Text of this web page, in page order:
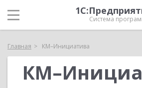
Система
Главная КМ–Инициатива